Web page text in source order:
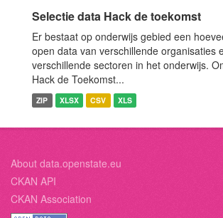
Selectie data Hack de toekomst
Er bestaat op onderwijs gebied een
open data van verschillende organisaties
verschillende sectoren in het onderwijs.
Hack de Toekomst...
ZIP XLSX CSV XLS
About data.openstate.eu
CKAN API
CKAN Association